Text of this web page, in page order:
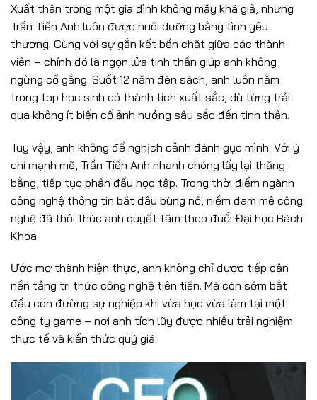
Xuất thân trong một gia đình không mấy khá giả, nhưng
Trần Tiến Anh luôn được nuôi dưỡng bằng tình yêu
thương. Cùng với sự gắn kết bền chặt giữa các thành
viên – chính đó là ngọn lửa tinh thần giúp anh không
ngừng cố gắng. Suốt 12 năm đèn sách, anh luôn nằm
trong top học sinh có thành tích xuất sắc, dù từng trải
qua không ít biến cố ảnh hưởng sâu sắc đến tinh thần.
Tuy vậy, anh không để nghịch cảnh đánh gục mình. Với ý
chí mạnh mẽ, Trần Tiến Anh nhanh chóng lấy lại thăng
bằng, tiếp tục phấn đấu học tập. Trong thời điểm ngành
công nghệ thông tin bắt đầu bùng nổ, niềm đam mê công
nghệ đã thôi thúc anh quyết tâm theo đuổi Đại học Bách
Khoa.
Ước mơ thành hiện thực, anh không chỉ được tiếp cận
nền tảng tri thức công nghệ tiên tiến. Mà còn sớm bắt
đầu con đường sự nghiệp khi vừa học vừa làm tại một
công ty game – nơi anh tích lũy được nhiều trải nghiệm
thực tế và kiến thức quý giá.